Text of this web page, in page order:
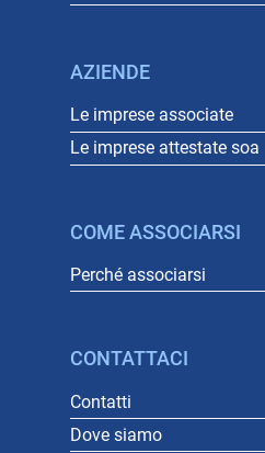
AZIENDE
Le imprese associate
Le imprese attestate soa
COME ASSOCIARSI
Perché associarsi
CONTATTACI
Contatti
Dove siamo